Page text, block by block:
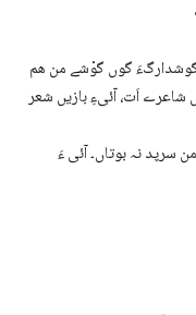
گوشدارگءَ گوں گوْشے من ھم
شاعرے اَت، آئیءِ بازیں شعر
سرپد نہ بوتاں۔ آئی ءَ